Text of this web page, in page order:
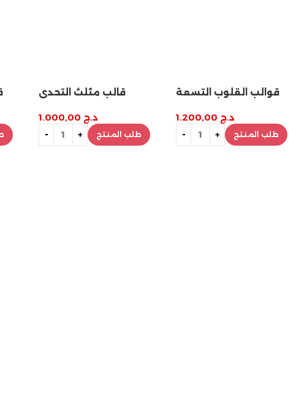
قالب مثلث التحدي
د.ج
طلب المنتج
قوالب القلوب التسعة
د.ج
طلب المنتج